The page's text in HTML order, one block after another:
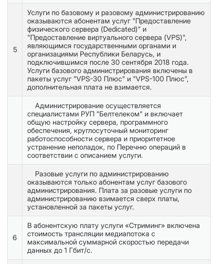
5
Услуги по базовому и разовому администрированию
оказываются абонентам услуг "Предоставление
физического сервера (Dedicated)" и
"Предоставление виртуального сервера (VPS)",
являющимся государственными органами и
организациями Республики Беларусь, и
подключившимся после 30 сентября 2018 года.
Услуги базового администрирования включены в
пакеты услуг "VPS-30 Плюс" и "VPS-100 Плюс",
дополнительная плата не взимается.
Администрирование осуществляется
специалистами РУП "Белтелеком" и включает
общую настройку сервера, программного
обеспечения, круглосуточный мониторинг
работоспособности сервера и приоритетное
устранение неполадок, по Перечню операций в
соответствии с описанием услуги.
Разовые услуги по администрированию
оказываются только абонентам услуг базового
администрирования. Плата за разовые услуги по
администрированию взимается сверх платы,
установленной за пакеты услуг.
6
В абонентскую плату услуги «Стриминг» включена
стоимость трансляции медиапотока с
максимальной суммарной скоростью передачи
данных до 1 Гбит/с.